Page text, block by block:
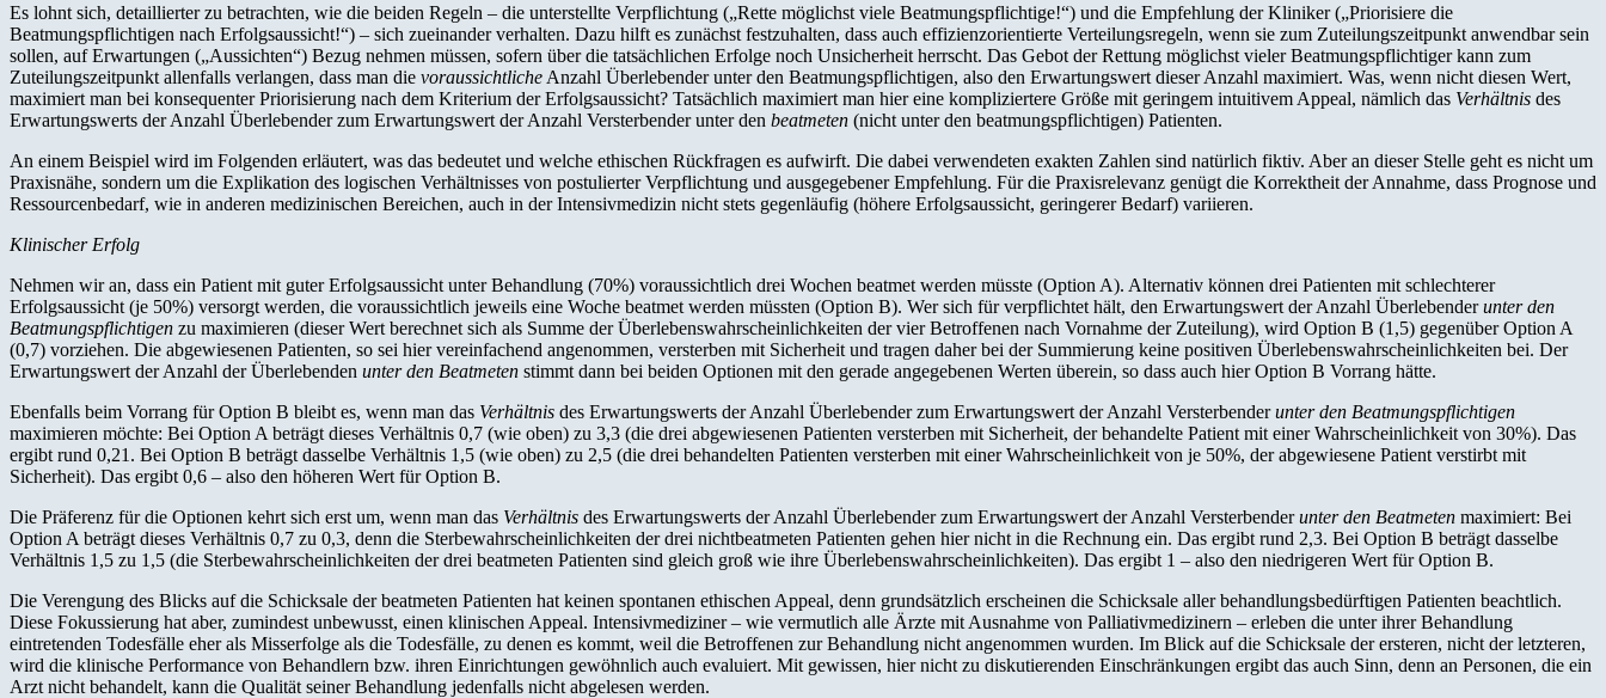
Es lohnt sich, detaillierter zu betrachten, wie die beiden Regeln – die unterstellte Verpflichtung („Rette möglichst viele Beatmungspflichtige!“) und die Empfehlung der Kliniker („Priorisiere die
Beatmungspflichtigen nach Erfolgsaussicht!“) – sich zueinander verhalten. Dazu hilft es zunächst festzuhalten, dass auch effizienzorientierte Verteilungsregeln, wenn sie zum Zuteilungszeitpunkt anwendbar sein
sollen, auf Erwartungen („Aussichten“) Bezug nehmen müssen, sofern über die tatsächlichen Erfolge noch Unsicherheit herrscht. Das Gebot der Rettung möglichst vieler Beatmungspflichtiger kann zum
Zuteilungszeitpunkt allenfalls verlangen, dass man die voraussichtliche Anzahl Überlebender unter den Beatmungspflichtigen, also den Erwartungswert dieser Anzahl maximiert. Was, wenn nicht diesen Wert,
maximiert man bei konsequenter Priorisierung nach dem Kriterium der Erfolgsaussicht? Tatsächlich maximiert man hier eine kompliziertere Größe mit geringem intuitivem Appeal, nämlich das Verhältnis des
Erwartungswerts der Anzahl Überlebender zum Erwartungswert der Anzahl Versterbender unter den beatmeten (nicht unter den beatmungspflichtigen) Patienten.
An einem Beispiel wird im Folgenden erläutert, was das bedeutet und welche ethischen Rückfragen es aufwirft. Die dabei verwendeten exakten Zahlen sind natürlich fiktiv. Aber an dieser Stelle geht es nicht um
Praxisnähe, sondern um die Explikation des logischen Verhältnisses von postulierter Verpflichtung und ausgegebener Empfehlung. Für die Praxisrelevanz genügt die Korrektheit der Annahme, dass Prognose und
Ressourcenbedarf, wie in anderen medizinischen Bereichen, auch in der Intensivmedizin nicht stets gegenläufig (höhere Erfolgsaussicht, geringerer Bedarf) variieren.
Klinischer Erfolg
Nehmen wir an, dass ein Patient mit guter Erfolgsaussicht unter Behandlung (70%) voraussichtlich drei Wochen beatmet werden müsste (Option A). Alternativ können drei Patienten mit schlechterer
Erfolgsaussicht (je 50%) versorgt werden, die voraussichtlich jeweils eine Woche beatmet werden müssten (Option B). Wer sich für verpflichtet hält, den Erwartungswert der Anzahl Überlebenderunter den
Beatmungspflichtigen zu maximieren (dieser Wert berechnet sich als Summe der Überlebenswahrscheinlichkeiten der vier Betroffenen nach Vornahme der Zuteilung), wird Option B (1,5) gegenüber Option A
(0,7) vorziehen. Die abgewiesenen Patienten, so sei hier vereinfachend angenommen, versterben mit Sicherheit und tragen daher bei der Summierung keine positiven Überlebenswahrscheinlichkeiten bei. Der
Erwartungswert der Anzahl der Überlebenden unter den Beatmeten stimmt dann bei beiden Optionen mit den gerade angegebenen Werten überein, so dass auch hier Option B Vorrang hätte.
Ebenfalls beim Vorrang für Option B bleibt es, wenn man das Verhältnis des Erwartungswerts der Anzahl Überlebender zum Erwartungswert der Anzahl Versterbenderunter den Beatmungspflichtigen
maximieren möchte: Bei Option A beträgt dieses Verhältnis 0,7 (wie oben) zu 3,3 (die drei abgewiesenen Patienten versterben mit Sicherheit, der behandelte Patient mit einer Wahrscheinlichkeit von 30%). Das
ergibt rund 0,21. Bei Option B beträgt dasselbe Verhältnis 1,5 (wie oben) zu 2,5 (die drei behandelten Patienten versterben mit einer Wahrscheinlichkeit von je 50%, der abgewiesene Patient verstirbt mit
Sicherheit). Das ergibt 0,6 – also den höheren Wert für Option B.
Die Präferenz für die Optionen kehrt sich erst um, wenn man das Verhältnis des Erwartungswerts der Anzahl Überlebender zum Erwartungswert der Anzahl Versterbenderunter den Beatmeten maximiert: Bei
Option A beträgt dieses Verhältnis 0,7 zu 0,3, denn die Sterbewahrscheinlichkeiten der drei nichtbeatmeten Patienten gehen hier nicht in die Rechnung ein. Das ergibt rund 2,3. Bei Option B beträgt dasselbe
Verhältnis 1,5 zu 1,5 (die Sterbewahrscheinlichkeiten der drei beatmeten Patienten sind gleich groß wie ihre Überlebenswahrscheinlichkeiten). Das ergibt 1 – also den niedrigeren Wert für Option B.
Die Verengung des Blicks auf die Schicksale der beatmeten Patienten hat keinen spontanen ethischen Appeal, denn grundsätzlich erscheinen die Schicksale aller behandlungsbedürftigen Patienten beachtlich.
Diese Fokussierung hat aber, zumindest unbewusst, einen klinischen Appeal. Intensivmediziner – wie vermutlich alle Ärzte mit Ausnahme von Palliativmedizinern – erleben die unter ihrer Behandlung
eintretenden Todesfälle eher als Misserfolge als die Todesfälle, zu denen es kommt, weil die Betroffenen zur Behandlung nicht angenommen wurden. Im Blick auf die Schicksale der ersteren, nicht der letzteren,
wird die klinische Performance von Behandlern bzw. ihren Einrichtungen gewöhnlich auch evaluiert. Mit gewissen, hier nicht zu diskutierenden Einschränkungen ergibt das auch Sinn, denn an Personen, die ein
Arzt nicht behandelt, kann die Qualität seiner Behandlung jedenfalls nicht abgelesen werden.